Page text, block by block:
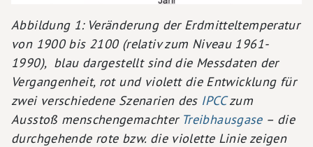
Abbildung 1: Veränderung der Erdmitteltemperatur
von 1900 bis 2100 (relativ zum Niveau 1961-
1990), blau dargestellt sind die Messdaten der
Vergangenheit, rot und violett die Entwicklung für
zwei verschiedene Szenarien des IPCCzum
Ausstoß menschengemachter Treibhausgase– die
durchgehende rote bzw. die violette Linie zeigen